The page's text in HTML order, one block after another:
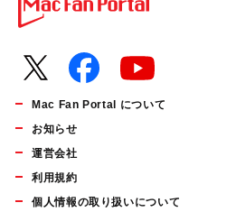
Mac Fan Portal について
お知らせ
運営会社
利用規約
個人情報の取り扱いについて